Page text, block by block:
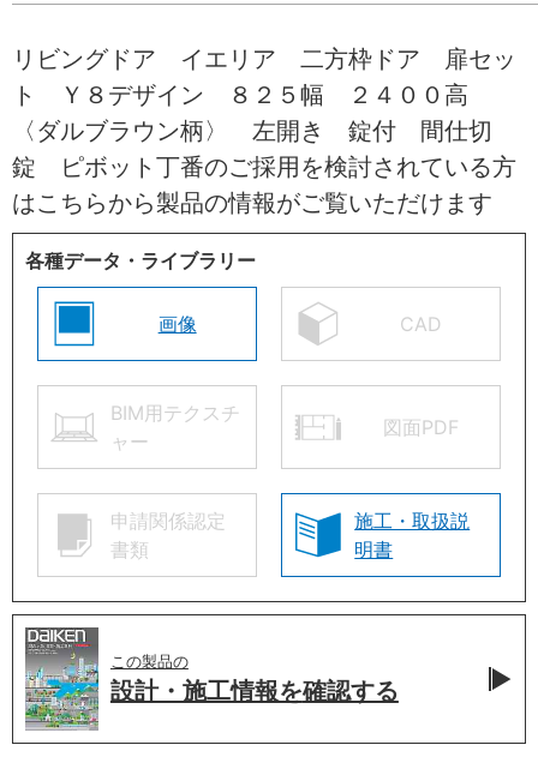
リビングドア イエリア 二方枠ドア 扉セッ
ト Ｙ８デザイン ８２５幅 ２４００高
〈ダルブラウン柄〉 左開き 錠付 間仕切
錠 ピボット丁番のご採用を検討されている方
はこちらから製品の情報がご覧いただけます
各種データ・ライブラリー
画像 CAD
BIM用テクスチ
ャー
図面PDF
申請関係認定
書類
施工・取扱説
明書
この製品の
設計・施工情報を確認する